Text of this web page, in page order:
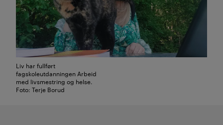
Liv har fullført
fagskoleutdanningen Arbeid
med livsmestring og helse.
Foto: Terje Borud